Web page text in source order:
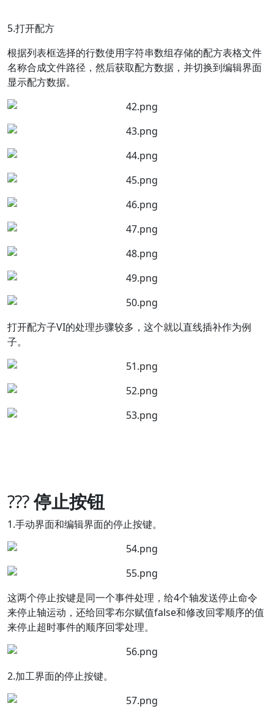
5.打开配方
根据列表框选择的行数使用字符串数组存储的配方表格文件
名称合成文件路径，然后获取配方数据，并切换到编辑界面
显示配方数据。
打开配方子VI的处理步骤较多，这个就以直线插补作为例
子。
???停止按钮
1.手动界面和编辑界面的停止按键。
这两个停止按键是同一个事件处理，给4个轴发送停止命令
来停止轴运动，还给回零布尔赋值false和修改回零顺序的值
来停止超时事件的顺序回零处理。
2.加工界面的停止按键。